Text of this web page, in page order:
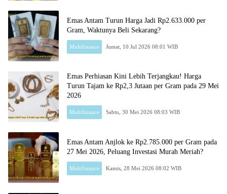
Emas Antam Turun Harga Jadi Rp2.633.000 per
Gram, Waktunya Beli Sekarang?
Multifinance Jumat, 10 Jul 2026 08:01 WIB
Emas Perhiasan Kini Lebih Terjangkau! Harga
Turun Tajam ke Rp2,3 Jutaan per Gram pada 29 Mei
2026
Multifinance Sabtu, 30 Mei 2026 08:03 WIB
Emas Antam Anjlok ke Rp2.785.000 per Gram pada
27 Mei 2026, Peluang Investasi Murah Meriah?
Multifinance Kamis, 28 Mei 2026 08:02 WIB